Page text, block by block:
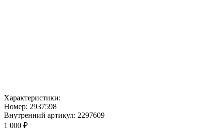
Характеристики:
Номер: 2937598
Внутренний артикул: 2297609
1 000 ₽